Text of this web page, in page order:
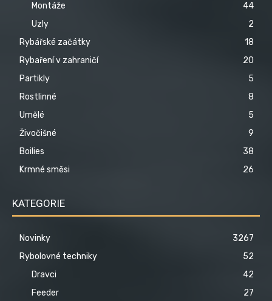
Montáže
44
Uzly
2
Rybářské začátky
18
Rybaření v zahraničí
20
Partikly
5
Rostlinné
8
Umělé
5
Živočišné
9
Boilies
38
Krmné směsi
26
KATEGORIE
Novinky
3267
Rybolovné techniky
52
Dravci
42
Feeder
27